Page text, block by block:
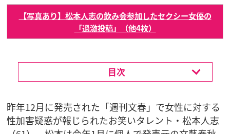
【写真あり】松本人志の飲み会参加したセクシー女優の
「過激投稿」（他4枚）
目次
昨年12月に発売された「週刊文春」で女性に対する
性加害疑惑が報じられたお笑いタレント・松本人志